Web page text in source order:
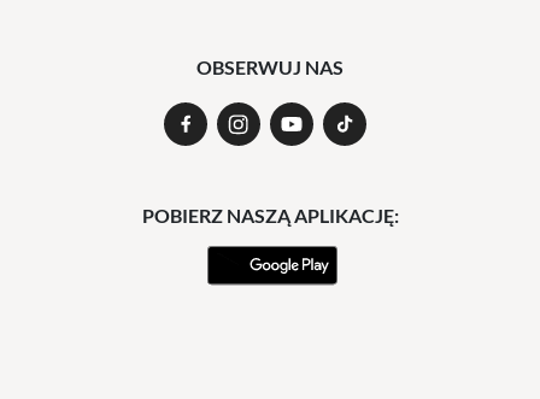
OBSERWUJ NAS
POBIERZ NASZĄ APLIKACJĘ: